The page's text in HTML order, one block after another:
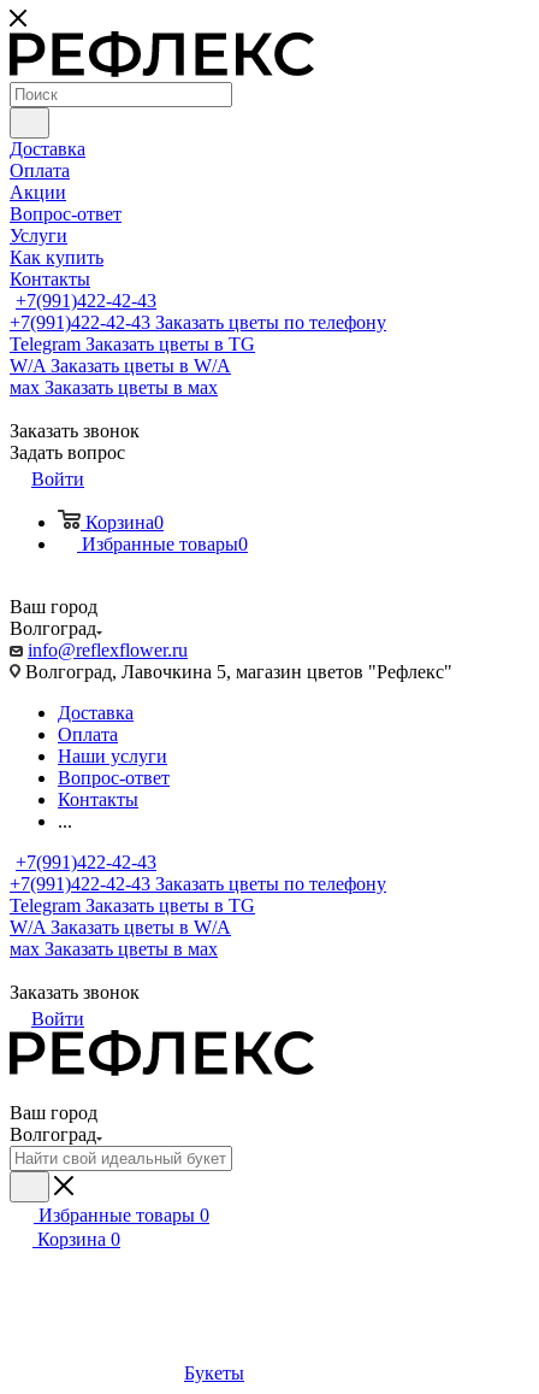
Доставка
Оплата
Акции
Вопрос-ответ
Услуги
Как купить
Контакты
+7(991)422-42-43
+7(991)422-42-43 Заказать цветы по телефону
Telegram Заказать цветы в TG
W/A Заказать цветы в W/A
мах Заказать цветы в мах
Заказать звонок
Задать вопрос
Войти
Корзина0
Избранные товары0
Ваш город
Волгоград
info@reflexflower.ru
Волгоград, Лавочкина 5, магазин цветов "Рефлекс"
Доставка
Оплата
Наши услуги
Вопрос-ответ
Контакты
...
+7(991)422-42-43
+7(991)422-42-43 Заказать цветы по телефону
Telegram Заказать цветы в TG
W/A Заказать цветы в W/A
мах Заказать цветы в мах
Заказать звонок
Войти
Ваш город
Волгоград
Избранные товары 0
Корзина 0
Букеты